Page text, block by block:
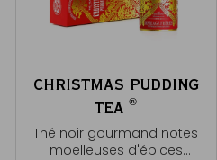
CHRISTMAS PUDDING
TEA®
Thé noir gourmand notes
moelleuses d'épices